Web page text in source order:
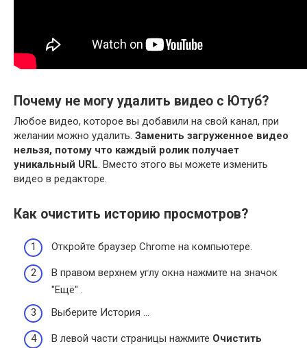
Почему не могу удалить видео с Ютуб?
Любое видео, которое вы добавили на свой канал, при
желании можно удалить. Заменить загруженное видео
нельзя, потому что каждый ролик получает
уникальный URL. Вместо этого вы можете изменить
видео в редакторе.
Как очистить историю просмотров?
Откройте браузер Chrome на компьютере.
В правом верхнем углу окна нажмите на значок
"Ещё" .
Выберите История …
В левой части страницы нажмите Очистить